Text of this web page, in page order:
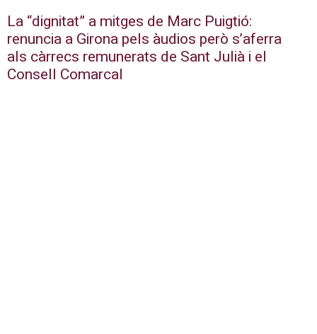
La “dignitat” a mitges de Marc Puigtió:
renuncia a Girona pels àudios però s’aferra
als càrrecs remunerats de Sant Julià i el
Consell Comarcal